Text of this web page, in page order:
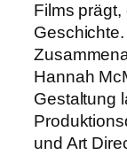
Films
Hannah
Gestaltung
und Art